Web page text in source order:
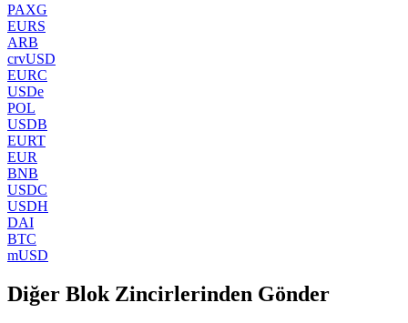
PAXG
EURS
ARB
crvUSD
EURC
USDe
POL
USDB
EURT
EUR
BNB
USDC
USDH
DAI
BTC
mUSD
Diğer Blok Zincirlerinden Gönder